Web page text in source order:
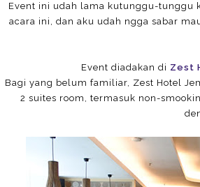
Event ini udah lama kutunggu-tunggu
acara ini, dan aku udah ngga sabar
Event diadakan di Zest
Bagi yang belum familiar, Zest Hotel
2 suites room, termasuk non-